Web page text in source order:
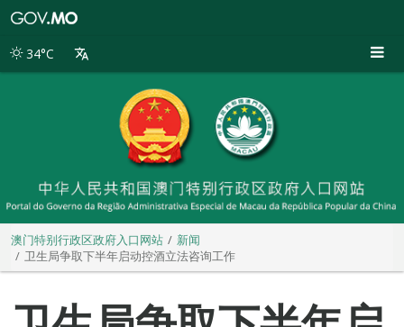
别
34°C
澳门特别行政区政府入口网站
新闻
卫生局争取下半年启动控酒立法咨询工作